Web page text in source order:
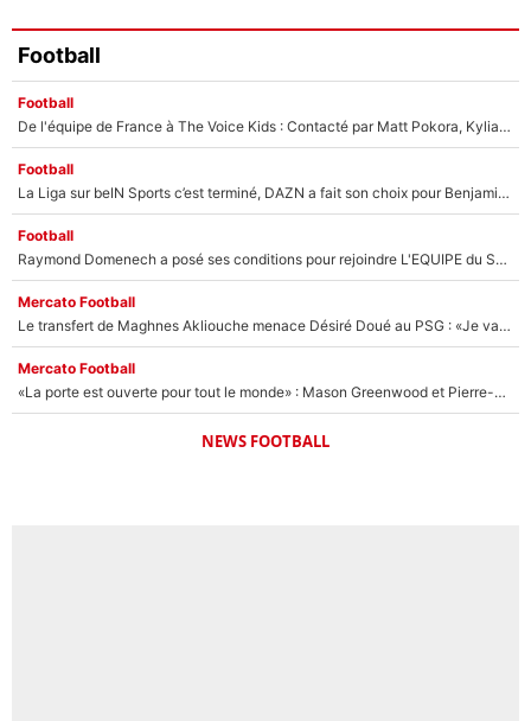
Football
Football
De l'équipe de France à The Voice Kids : Contacté par Matt Pokora, Kylian Mbappé a accepté de jouer un rôle inédit sur TF1 !
Football
La Liga sur beIN Sports c’est terminé, DAZN a fait son choix pour Benjamin Da Silva et Omar Da Fonseca !
Football
Raymond Domenech a posé ses conditions pour rejoindre L'EQUIPE du Soir : Il refuse de faire l'émission avec un autre chroniqueur !
Mercato Football
Le transfert de Maghnes Akliouche menace Désiré Doué au PSG : «Je valide à 200%»
Mercato Football
«La porte est ouverte pour tout le monde» : Mason Greenwood et Pierre-Emerick Aubameyang ont quitté l'OM, Amine Gouiri balance sur la suite du mercato et sur la réaction du vestiaire !
NEWS FOOTBALL